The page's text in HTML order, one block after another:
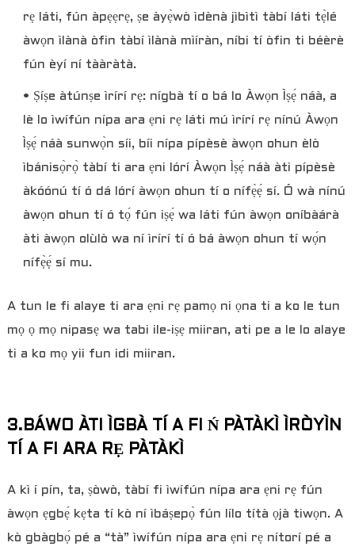
rẹ láti, fún àpẹẹrẹ, ṣe àyẹ̀wò ìdènà jìbìtì tàbí láti tẹ̀lé
àwọn ìlànà òfin tàbí ìlànà mìíràn, níbi tí òfin ti béèrè
fún èyí ní tààràtà.
• Ṣíṣe àtúnṣe ìrírí rẹ: nígbà tí o bá lo Àwọn Ìṣẹ́ náà, a
lè lo ìwífún nípa ara ẹni rẹ láti mú ìrírí rẹ nínú Àwọn
Ìṣẹ́ náà sunwọ̀n síi, bíi nípa pípèsè àwọn ohun èlò
ìbánisọ̀rọ̀ tàbí ti ara ẹni lórí Àwọn Ìṣẹ́ náà àti pípèsè
àkóónú tí ó dá lórí àwọn ohun tí o nífẹ̀ẹ́ sí. Ó wà nínú
àwọn ohun tí ó tọ́ fún iṣẹ́ wa láti fún àwọn oníbàárà
àti àwọn olùlò wa ní ìrírí tí ó bá àwọn ohun tí wọ́n
nífẹ̀ẹ́ sí mu.
A tun le fi alaye ti ara ẹni rẹ pamọ ni ọna ti a ko le tun
mọ ọ mọ nipasẹ wa tabi ile-iṣẹ miiran, ati pe a le lo alaye
ti a ko mọ yii fun idi miiran.
3.BÁWO ÀTI ÌGBÀ TÍ A FI Ń PÀTÀKÌ ÌRÒYÌN
TÍ A FI ARA RẸ PÀTÀKÌ
A kì í pín, ta, ṣòwò, tàbí fi ìwífún nípa ara ẹni rẹ fún
àwọn ẹgbẹ́ kẹta tí kò ní ìbáṣepọ̀ fún lílo títà ọjà tiwọn. A
kò gbàgbọ́ pé a “tà” ìwífún nípa ara ẹni rẹ nítorí pé a